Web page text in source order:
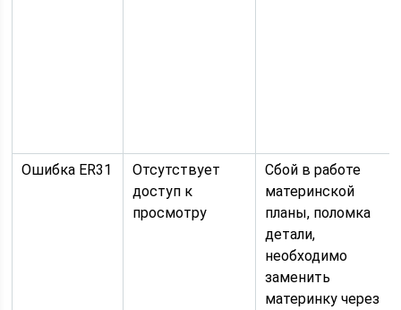
Ошибка ER31
Отсутствует
доступ к
просмотру
Сбой в работе
материнской
планы, поломка
детали,
необходимо
заменить
материнку через